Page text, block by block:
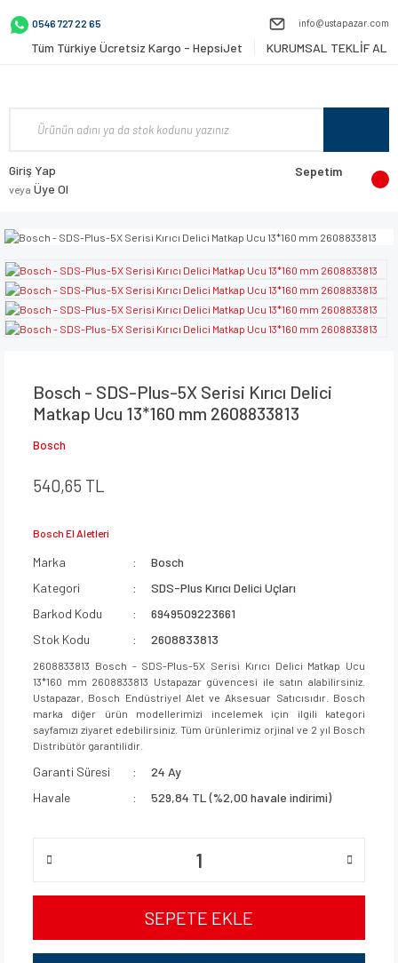
0546 727 22 65 info@ustapazar.com
Tüm Türkiye Ücretsiz Kargo - HepsiJet KURUMSAL TEKLİF AL
Giriş Yap
veya Üye Ol
Sepetim
Bosch - SDS-Plus-5X Serisi Kırıcı Delici
Matkap Ucu 13*160 mm 2608833813
Bosch
540,65 TL
Bosch El Aletleri
Marka
Bosch
Kategori
SDS-Plus Kırıcı Delici Uçları
Barkod Kodu
6949509223661
Stok Kodu
2608833813
2608833813 Bosch - SDS-Plus-5X Serisi Kırıcı Delici Matkap Ucu
13*160 mm 2608833813 Ustapazar güvencesi ile satın alabilirsiniz.
Ustapazar, Bosch Endüstriyel Alet ve Aksesuar Satıcısıdır. Bosch
marka diğer ürün modellerimizi incelemek için ilgili kategori
sayfamızı ziyaret edebilirsiniz. Tüm ürünlerimiz orjinal ve 2 yıl Bosch
Distribütör garantilidir.
Garanti Süresi
24 Ay
Havale
529,84 TL (%2,00 havale indirimi)
SEPETE EKLE